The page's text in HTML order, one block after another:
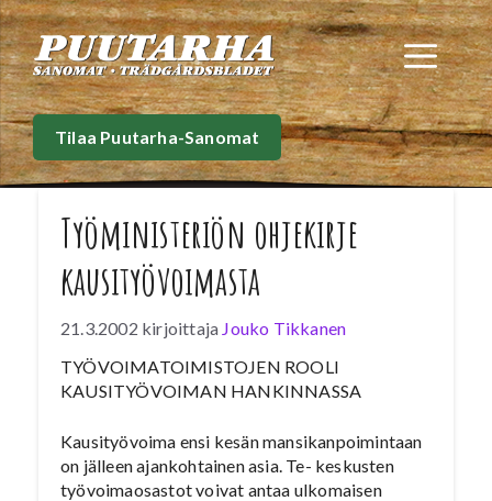
Siirry
sisältöön
Tilaa Puutarha-Sanomat
Työministeriön ohjekirje
kausityövoimasta
21.3.2002 kirjoittaja Jouko Tikkanen
TYÖVOIMATOIMISTOJEN ROOLI
KAUSITYÖVOIMAN HANKINNASSA
Kausityövoima ensi kesän mansikanpoimintaan
on jälleen ajankohtainen asia. Te- keskusten
työvoimaosastot voivat antaa ulkomaisen